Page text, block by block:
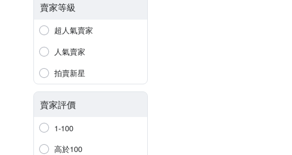
賣家等級
超人氣賣家
人氣賣家
拍賣新星
賣家評價
1-100
高於100